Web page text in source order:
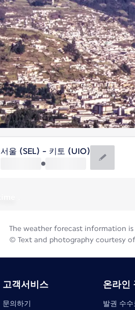
서울 (SEL) - 키토 (UIO)
The weather forecast information
© Text and photography courtesy
고객서비스
문의하기
온라인
발권 수